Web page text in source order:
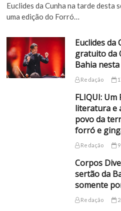
Euclides da Cunha na tarde desta
uma edição do Forró…
Euclides da
gratuito da
Bahia
Redação
FLIQUI:
literatura e
povo da
forró e
Redação 9
Corpos
sertão da
somente
Redação